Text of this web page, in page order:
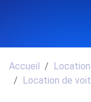
Accueil
Location de